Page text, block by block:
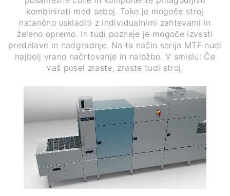
kombinirati med seboj. Tako je mogoče stroj
natančno uskladiti z individualnimi zahtevami in
želeno opremo. In tudi pozneje je mogoče izvesti
predelave in nadgradnje. Na ta način serija MTF nudi
najbolj vrano načrtovanje in naložbo. V smislu: Če
vaš posel zraste, zraste tudi stroj.